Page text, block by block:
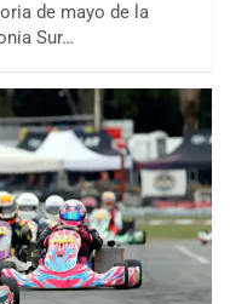
de mayo de la
Sur…